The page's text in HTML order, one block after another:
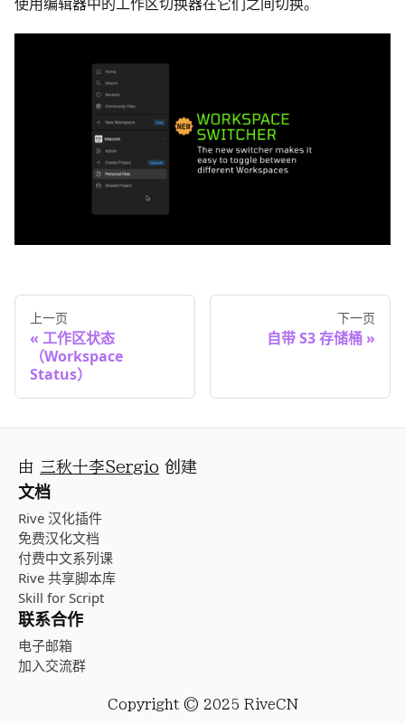
使用编辑器中的工作区切换器在它们之间切换。
上一页
工作区状态
（Workspace
Status）
下一页
自带 S3 存储桶
由 三秋十李Sergio 创建
文档
Rive 汉化插件
免费汉化文档
付费中文系列课
Rive 共享脚本库
Skill for Script
联系合作
电子邮箱
加入交流群
Copyright © 2025 RiveCN